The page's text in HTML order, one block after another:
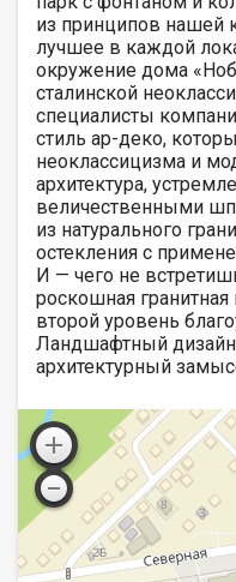
из принципов нашей
лучшее в каждой
окружение дома
сталинской
специалисты
стиль ар-деко,
неоклассицизма и
архитектура,
величественными
из натурального
остекления с
И — чего не
роскошная
второй уровень
Ландшафтный дизайн
архитектурный